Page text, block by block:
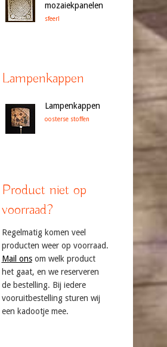
mozaiekpanelen
sfeer!
Lampenkappen
Lampenkappen
oosterse stoffen
Product niet op
voorraad?
Regelmatig komen veel
producten weer op voorraad.
Mail onsom welk product
het gaat, en we reserveren
de bestelling. Bij iedere
vooruitbestelling sturen wij
een kadootje mee.